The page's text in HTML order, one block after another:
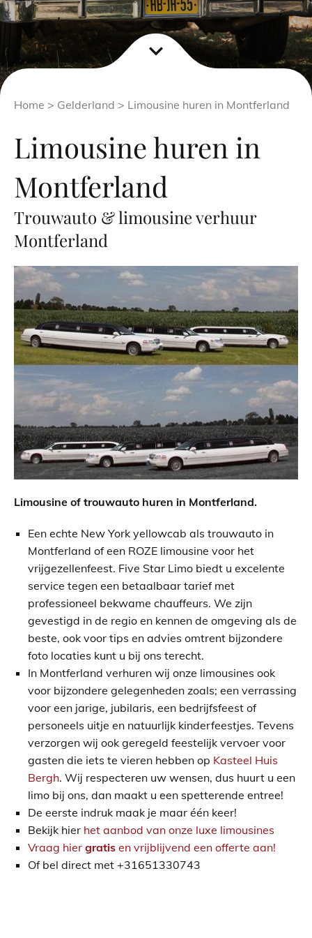
expand_more
Home > Gelderland > Limousine huren in Montferland
Limousine huren in
Montferland
Trouwauto & limousine verhuur
Montferland
Limousine of trouwauto huren in Montferland.
Een echte New York yellowcab als trouwauto in
Montferland of een ROZE limousine voor het
vrijgezellenfeest. Five Star Limo biedt u excelente
service tegen een betaalbaar tarief met
professioneel bekwame chauffeurs. We zijn
gevestigd in de regio en kennen de omgeving als de
beste, ook voor tips en advies omtrent bijzondere
foto locaties kunt u bij ons terecht.
In Montferland verhuren wij onze limousines ook
voor bijzondere gelegenheden zoals; een verrassing
voor een jarige, jubilaris, een bedrijfsfeest of
personeels uitje en natuurlijk kinderfeestjes. Tevens
verzorgen wij ook geregeld feestelijk vervoer voor
gasten die iets te vieren hebben op Kasteel Huis
Bergh. Wij respecteren uw wensen, dus huurt u een
limo bij ons, dan maakt u een spetterende entree!
De eerste indruk maak je maar één keer!
Bekijk hier het aanbod van onze luxe limousines
Vraag hier gratis en vrijblijvend een offerte aan!
Of bel direct met +31651330743